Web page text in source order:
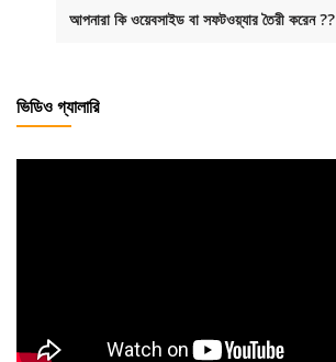
আপনারা কি ওয়েবসাইড বা সফটওয়্যার তৈরী করেন ??
ভিডিও গ্যালারি